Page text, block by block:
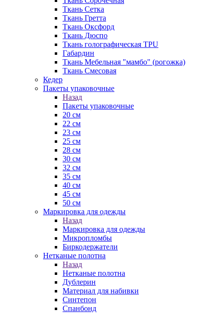
Ткань Сетка
Ткань Гретта
Ткань Оксфорд
Ткань Дюспо
Ткань голографическая TPU
Габардин
Ткань Мебельная "мамбо" (рогожка)
Ткань Смесовая
Кедер
Пакеты упаковочные
Назад
Пакеты упаковочные
20 см
22 см
23 см
25 см
28 см
30 см
32 см
35 см
40 см
45 см
50 см
Маркировка для одежды
Назад
Маркировка для одежды
Микропломбы
Биркодержатели
Нетканые полотна
Назад
Нетканые полотна
Дублерин
Материал для набивки
Синтепон
Спанбонд